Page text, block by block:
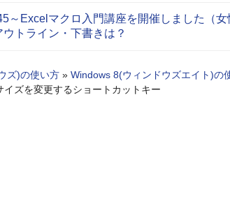
～Excelマクロ入門講座を開催しました（女
トライン・下書きは？
ズ)の使い方 » Windows 8(ウィンドウズエイト)の
イズを変更するショートカットキー